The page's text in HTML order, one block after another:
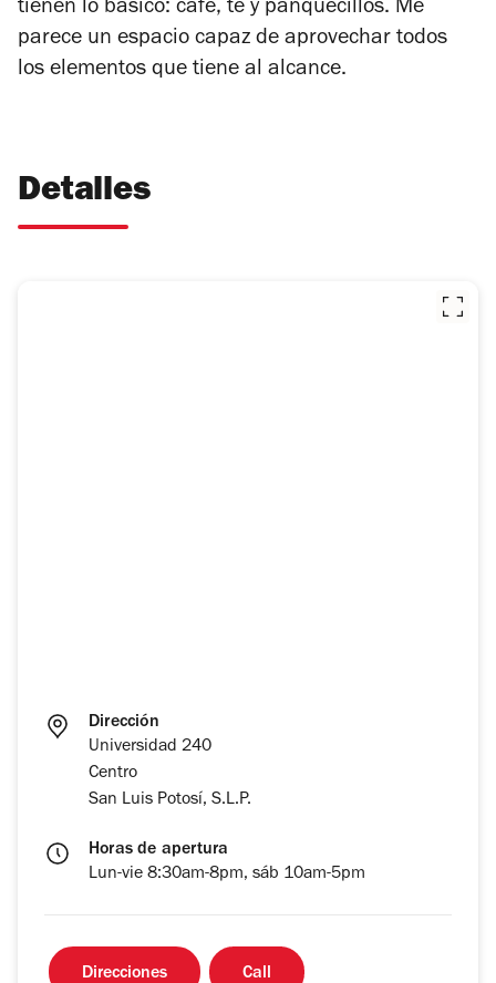
tienen lo básico: café, té y panquecillos. Me
parece un espacio capaz de aprovechar todos
los elementos que tiene al alcance.
Detalles
Dirección
Universidad 240
Centro
San Luis Potosí, S.L.P.
Horas de apertura
Lun-vie 8:30am-8pm, sáb 10am-5pm
Direcciones Call